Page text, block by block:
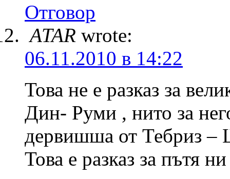
Отговор
ATAR wrote:
06.11.2010 в 14:22
Това не е разказ за
Дин- Руми , нито за
дервишша от Тебриз –
Това е разказ за пътя